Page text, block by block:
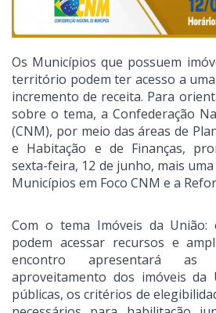
Os Municípios que possuem
território podem ter acesso a
incremento de receita. Para
sobre o tema, a Confederação
(CNM), por meio das áreas de
e Habitação e de Finanças,
sexta-feira, 12 de junho, mais
Municípios em Foco CNM e a
Com o tema Imóveis da União:
podem acessar recursos e
encontro apresentará as
aproveitamento dos imóveis da
públicas, os critérios de